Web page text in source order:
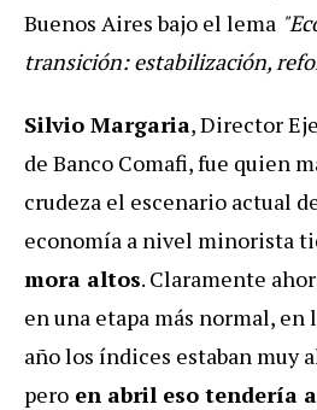
Buenos Aires bajo el lema
transición: estabilización,
Silvio Margaria, Director
de Banco Comafi, fue quien
crudeza el escenario actual
economía a nivel minorista
mora altos. Claramente
en una etapa más normal,
año los índices estaban muy
pero en abril eso tendería